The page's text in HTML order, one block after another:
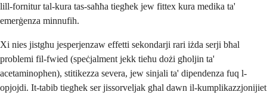
lill-fornitur tal-kura tas-saħħa tiegħek jew fittex kura medika ta'
emerġenza minnufih.
Xi nies jistgħu jesperjenzaw effetti sekondarji rari iżda serji bħal
problemi fil-fwied (speċjalment jekk tieħu dożi għoljin ta'
acetaminophen), stitikezza severa, jew sinjali ta' dipendenza fuq l-
opjojdi. It-tabib tiegħek ser jissorveljak għal dawn il-kumplikazzjonijiet